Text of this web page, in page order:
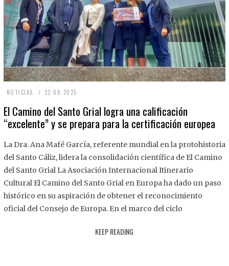
NOTICIAS 22.08.2025
.
8
2
2
El Camino del Santo Grial logra una calificación
“excelente” y se prepara para la certificación europea
La Dra. Ana Mafé García, referente mundial en la protohistoria
del Santo Cáliz, lidera la consolidación científica de El Camino
del Santo Grial La Asociación Internacional Itinerario
Cultural El Camino del Santo Grial en Europa ha dado un paso
histórico en su aspiración de obtener el reconocimiento
oficial del Consejo de Europa. En el marco del ciclo
KEEP READING